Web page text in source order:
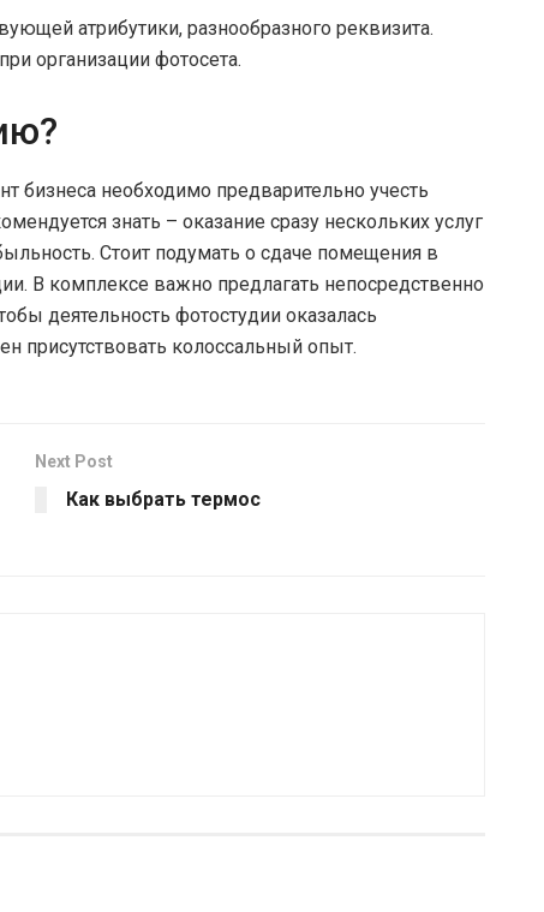
атрибутики, разнообразного реквизита.
организации фотосета.
бизнеса необходимо предварительно учесть
знать – оказание сразу нескольких услуг
Стоит подумать о сдаче помещения в
В комплексе важно предлагать непосредственно
деятельность фотостудии оказалась
присутствовать колоссальный опыт.
Next Post
Как выбрать термос